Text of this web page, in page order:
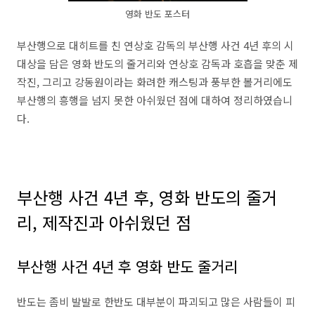
영화 반도 포스터
부산행으로 대히트를 친 연상호 감독의 부산행 사건 4년 후의 시
대상을 담은 영화 반도의 줄거리와 연상호 감독과 호흡을 맞춘 제
작진, 그리고 강동원이라는 화려한 캐스팅과 풍부한 볼거리에도
부산행의 흥행을 넘지 못한 아쉬웠던 점에 대하여 정리하였습니
다.
부산행 사건 4년 후, 영화 반도의 줄거
리, 제작진과 아쉬웠던 점
부산행 사건 4년 후 영화 반도 줄거리
반도는 좀비 발발로 한반도 대부분이 파괴되고 많은 사람들이 피